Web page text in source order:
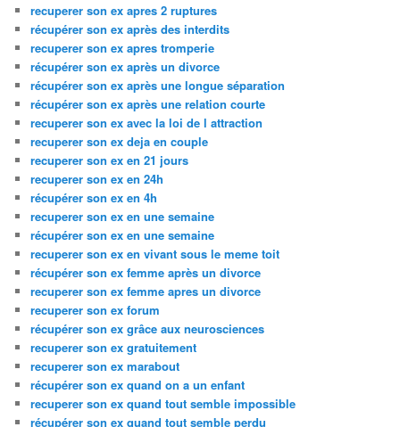
recuperer son ex apres 2 ruptures
récupérer son ex après des interdits
recuperer son ex apres tromperie
récupérer son ex après un divorce
récupérer son ex après une longue séparation
récupérer son ex après une relation courte
recuperer son ex avec la loi de l attraction
recuperer son ex deja en couple
recuperer son ex en 21 jours
recuperer son ex en 24h
récupérer son ex en 4h
recuperer son ex en une semaine
récupérer son ex en une semaine
recuperer son ex en vivant sous le meme toit
récupérer son ex femme après un divorce
recuperer son ex femme apres un divorce
recuperer son ex forum
récupérer son ex grâce aux neurosciences
recuperer son ex gratuitement
recuperer son ex marabout
récupérer son ex quand on a un enfant
recuperer son ex quand tout semble impossible
récupérer son ex quand tout semble perdu